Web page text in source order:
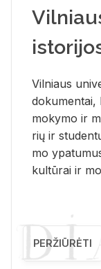
Vil­niaus
do­ku­men­tai,
mo­ky­mo ir
rių ir
mo
kul­tū­rai ir
PERŽIŪRĖTI